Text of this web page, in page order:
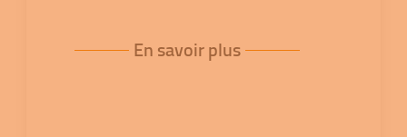
En savoir plus